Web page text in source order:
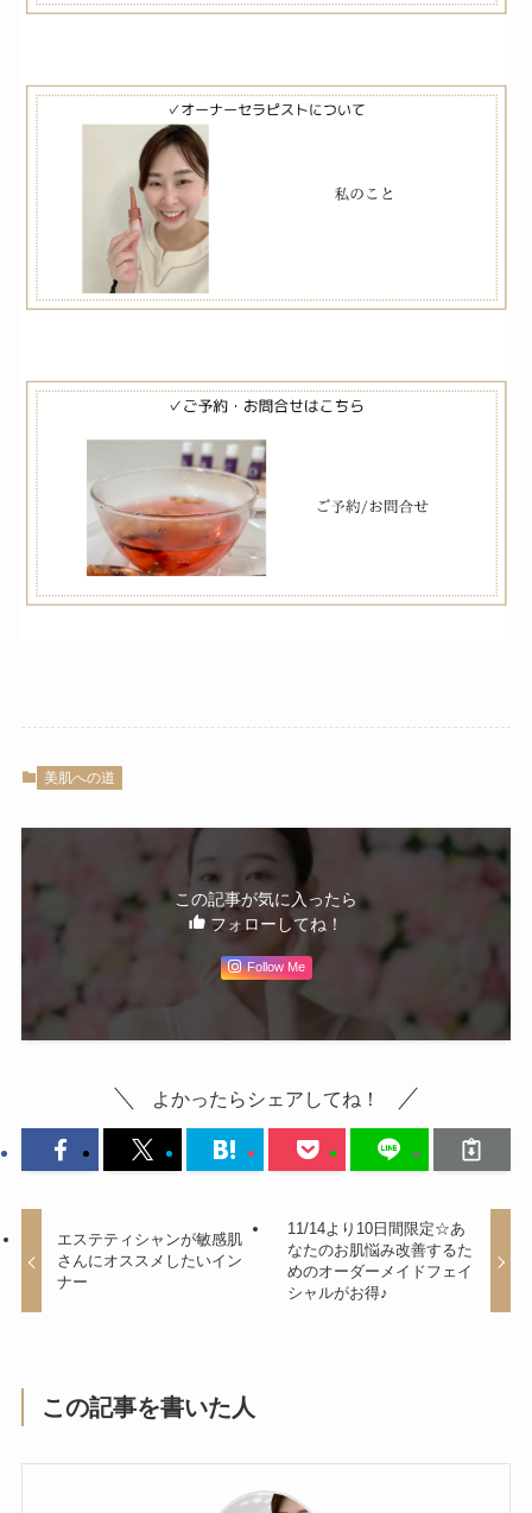
美肌への道
この記事が気に入ったら
フォローしてね！
Follow Me
よかったらシェアしてね！
エステティシャンが敏感肌
さんにオススメしたいイン
ナー
11/14より10日間限定☆あ
なたのお肌悩み改善するた
めのオーダーメイドフェイ
シャルがお得♪
この記事を書いた人